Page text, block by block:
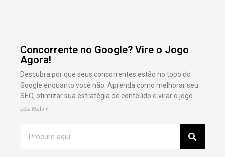
Concorrente no Google? Vire o Jogo
Agora!
Descubra por que seus concorrentes estão no topo do
Google enquanto você não. Aprenda como melhorar seu
SEO, otimizar sua estratégia de conteúdo e virar o jogo.
Leia Mais »